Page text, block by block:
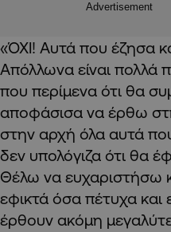
Advertisement
«ΌΧΙ! Αυτά που έζησα
Απόλλωνα είναι πολλά
που περίμενα ότι θα
αποφάσισα να έρθω
στην αρχή όλα αυτά
δεν υπολόγιζα ότι θα
Θέλω να ευχαριστήσω
εφικτά όσα πέτυχα και
έρθουν ακόμη